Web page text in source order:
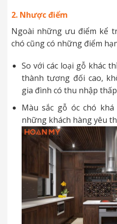
2. Nhược điểm
Ngoài những ưu điểm kể
chó cũng có những điểm
So với các loại gỗ khác
thành tương đối cao,
gia đình có thu nhập
Màu sắc gỗ óc chó
những khách hàng yêu